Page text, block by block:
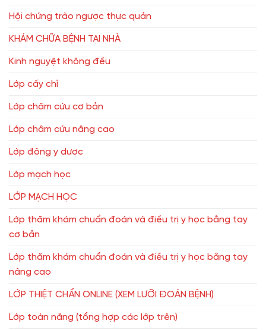
Hội chứng trào ngược thực quản
KHÁM CHỮA BỆNH TẠI NHÀ
Kinh nguyệt không đều
Lớp cấy chỉ
Lớp châm cứu cơ bản
Lớp châm cứu nâng cao
Lớp đông y dược
Lớp mạch học
LỚP MẠCH HỌC
Lớp thăm khám chuẩn đoán và điều trị y học bằng tay
cơ bản
Lớp thăm khám chuẩn đoán và điều trị y học bằng tay
nâng cao
LỚP THIỆT CHẨN ONLINE (XEM LƯỠI ĐOÁN BỆNH)
Lớp toàn năng (tổng hợp các lớp trên)